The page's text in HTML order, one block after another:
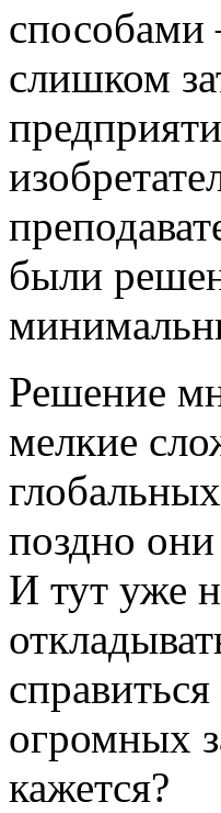
способами
слишком
были
Решение
мелкие
поздно
И тут уже
огромных
кажется?